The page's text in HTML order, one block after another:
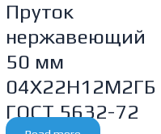
Пруток
нержавеющий
50 мм
04Х22Н12М2ГБ
ГОСТ 5632-72